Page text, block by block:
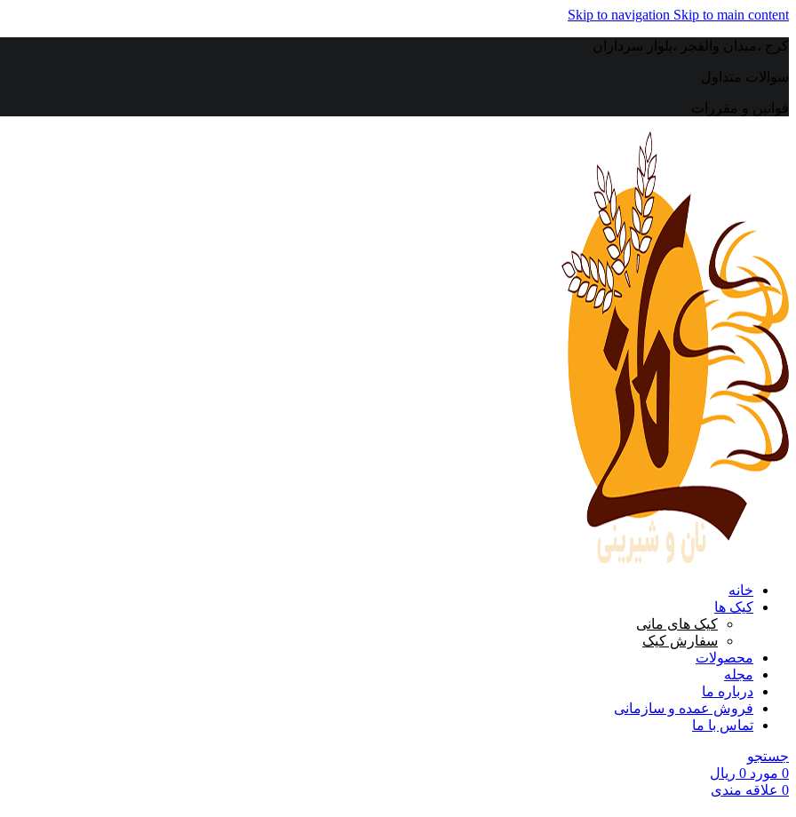
Skip to navigation Skip to main content
کرج ،میدان والفجر ،بلوار سرداران
سوالات متداول
قوانین و مقررات
خانه
کیک ها
کیک های مانی
سفارش کیک
محصولات
مجله
درباره ما
فروش عمده و سازمانی
تماس با ما
جستجو
0 مورد 0 ریال
0 علاقه مندی